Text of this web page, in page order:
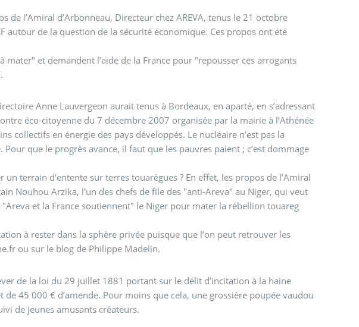
l’Amiral d’Arbonneau, Directeur chez AREVA, tenus le 21 octobre
autour de la question de la sécurité économique. Ces propos ont été
mater" et demandent l’aide de la France pour "repousser ces arrogants
Anne Lauvergeon aurait tenus à Bordeaux, en aparté, en s’adressant
éco-citoyenne du 7 décembre 2007 organisée par la mairie à l’Athénée
collectifs en énergie des pays développés. Le nucléaire n’est pas la
que le progrès avance, il faut que les pauvres paient ; c’est dommage
terrain d’entente sur terres touarègues ? En effet, les propos de l’Amiral
Nouhou Arzika, l’un des chefs de file des "anti-Areva" au Niger, qui veut
et la France soutiennent" le Niger pour mater la rébellion touareg
à rester dans la sphère privée puisque que l’on peut retrouver les
ou sur le blog de Philippe Madelin.
de la loi du 29 juillet 1881 portant sur le délit d’incitation à la haine
45 000 € d’amende. Pour moins que cela, une grossière poupée vaudou
de jeunes amusants créateurs.